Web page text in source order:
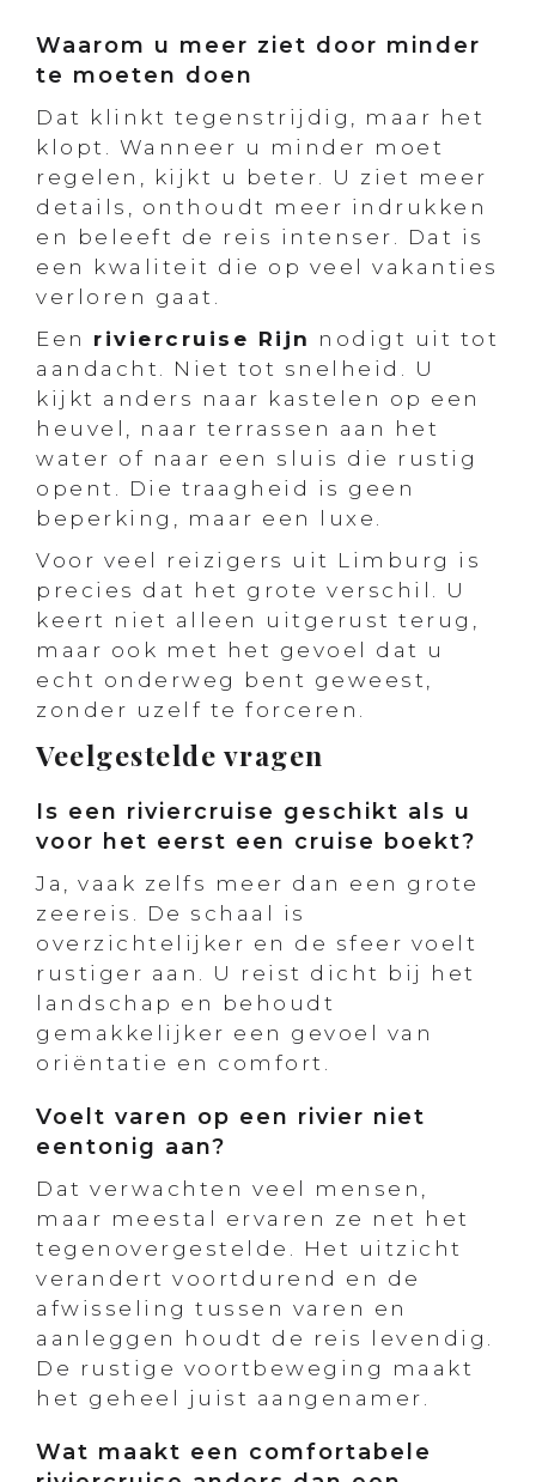
Waarom u meer ziet door minder
te moeten doen
Dat klinkt tegenstrijdig, maar het
klopt. Wanneer u minder moet
regelen, kijkt u beter. U ziet meer
details, onthoudt meer indrukken
en beleeft de reis intenser. Dat is
een kwaliteit die op veel vakanties
verloren gaat.
Een riviercruise Rijn nodigt uit tot
aandacht. Niet tot snelheid. U
kijkt anders naar kastelen op een
heuvel, naar terrassen aan het
water of naar een sluis die rustig
opent. Die traagheid is geen
beperking, maar een luxe.
Voor veel reizigers uit Limburg is
precies dat het grote verschil. U
keert niet alleen uitgerust terug,
maar ook met het gevoel dat u
echt onderweg bent geweest,
zonder uzelf te forceren.
Veelgestelde vragen
Is een riviercruise geschikt als u
voor het eerst een cruise boekt?
Ja, vaak zelfs meer dan een grote
zeereis. De schaal is
overzichtelijker en de sfeer voelt
rustiger aan. U reist dicht bij het
landschap en behoudt
gemakkelijker een gevoel van
oriëntatie en comfort.
Voelt varen op een rivier niet
eentonig aan?
Dat verwachten veel mensen,
maar meestal ervaren ze net het
tegenovergestelde. Het uitzicht
verandert voortdurend en de
afwisseling tussen varen en
aanleggen houdt de reis levendig.
De rustige voortbeweging maakt
het geheel juist aangenamer.
Wat maakt een comfortabele